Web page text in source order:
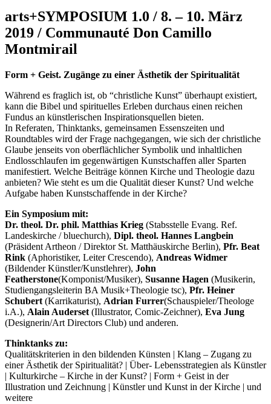
arts+SYMPOSIUM 1.0 / 8. – 10. März
2019 / Communauté Don Camillo
Montmirail
Form + Geist. Zugänge zu einer Ästhetik der Spiritualität
Während es fraglich ist, ob “christliche Kunst” überhaupt existiert,
kann die Bibel und spirituelles Erleben durchaus einen reichen
Fundus an künstlerischen Inspirationsquellen bieten.
In Referaten, Thinktanks, gemeinsamen Essenszeiten und
Roundtables wird der Frage nachgegangen, wie sich der christliche
Glaube jenseits von oberflächlicher Symbolik und inhaltlichen
Endlosschlaufen im gegenwärtigen Kunstschaffen aller Sparten
manifestiert. Welche Beiträge können Kirche und Theologie dazu
anbieten? Wie steht es um die Qualität dieser Kunst? Und welche
Aufgabe haben Kunstschaffende in der Kirche?
Ein Symposium mit:
Dr. theol. Dr. phil. Matthias Krieg (Stabsstelle Evang. Ref.
Landeskirche / bluechurch), Dipl. theol. Hannes Langbein
(Präsident Artheon / Direktor St. Matthäuskirche Berlin), Pfr. Beat
Rink (Aphoristiker, Leiter Crescendo), Andreas Widmer
(Bildender Künstler/Kunstlehrer), John
Featherstone(Komponist/Musiker), Susanne Hagen (Musikerin,
Studiengangsleiterin BA Musik+Theologie tsc), Pfr. Heiner
Schubert (Karrikaturist), Adrian Furrer(Schauspieler/Theologe
i.A.), Alain Auderset (Illustrator, Comic-Zeichner), Eva Jung
(Designerin/Art Directors Club) und anderen.
Thinktanks zu:
Qualitätskriterien in den bildenden Künsten | Klang – Zugang zu
einer Ästhetik der Spiritualität? | Über- Lebensstrategien als Künstler
| Kulturkirche – Kirche in der Kunst? | Form + Geist in der
Illustration und Zeichnung | Künstler und Kunst in der Kirche | und
weitere